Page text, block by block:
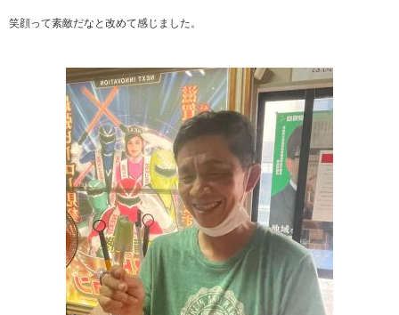
笑顔って素敵だなと改めて感じました。